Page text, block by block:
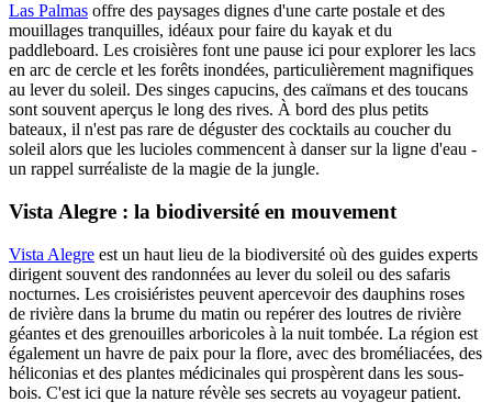
Las Palmas offre des paysages dignes d'une carte postale et des
mouillages tranquilles, idéaux pour faire du kayak et du
paddleboard. Les croisières font une pause ici pour explorer les lacs
en arc de cercle et les forêts inondées, particulièrement magnifiques
au lever du soleil. Des singes capucins, des caïmans et des toucans
sont souvent aperçus le long des rives. À bord des plus petits
bateaux, il n'est pas rare de déguster des cocktails au coucher du
soleil alors que les lucioles commencent à danser sur la ligne d'eau -
un rappel surréaliste de la magie de la jungle.
Vista Alegre : la biodiversité en mouvement
Vista Alegre est un haut lieu de la biodiversité où des guides experts
dirigent souvent des randonnées au lever du soleil ou des safaris
nocturnes. Les croisiéristes peuvent apercevoir des dauphins roses
de rivière dans la brume du matin ou repérer des loutres de rivière
géantes et des grenouilles arboricoles à la nuit tombée. La région est
également un havre de paix pour la flore, avec des broméliacées, des
héliconias et des plantes médicinales qui prospèrent dans les sous-
bois. C'est ici que la nature révèle ses secrets au voyageur patient.